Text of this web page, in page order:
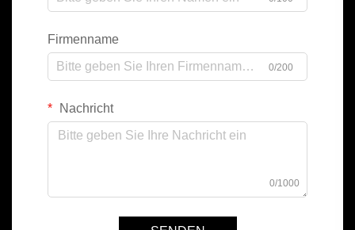
Firmenname
0/200
Nachricht
0/1000